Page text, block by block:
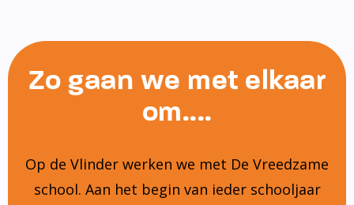
Zo gaan we met elkaar
om....
Op de Vlinder werken we met De Vreedzame
school. Aan het begin van ieder schooljaar